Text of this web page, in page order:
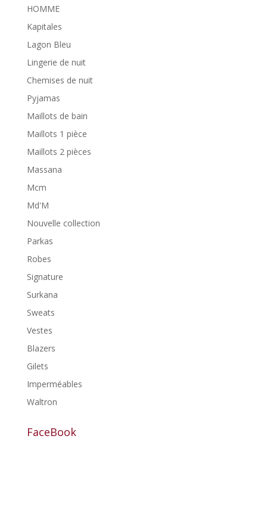
HOMME
Kapitales
Lagon Bleu
Lingerie de nuit
Chemises de nuit
Pyjamas
Maillots de bain
Maillots 1 pièce
Maillots 2 pièces
Massana
Mcm
Md'M
Nouvelle collection
Parkas
Robes
Signature
Surkana
Sweats
Vestes
Blazers
Gilets
Imperméables
Waltron
FaceBook